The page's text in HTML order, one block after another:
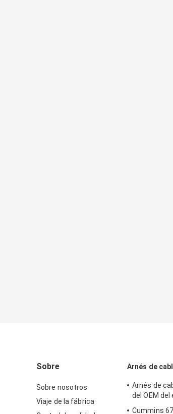
Sobre
Sobre nosotros
Viaje de la fábrica
Arnés de
Arnés de
del OEM
Cummins